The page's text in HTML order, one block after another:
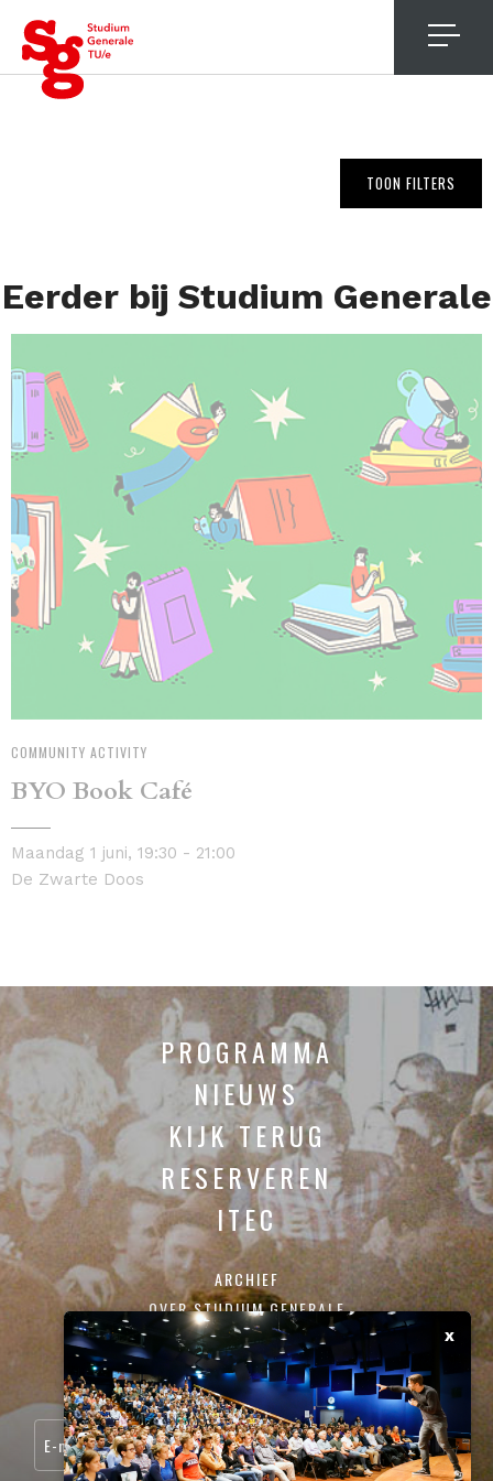
TOON FILTERS
Eerder bij Studium Generale
COMMUNITY ACTIVITY
BYO Book Café
Maandag 1 juni, 19:30 - 21:00
De Zwarte Doos
PROGRAMMA
NIEUWS
KIJK TERUG
RESERVEREN
ITEC
ARCHIEF
OVER STUDIUM GENERALE
CONTACT
SCHRIJF JE IN VOOR ONZE NIEUWSBRIEF:
x